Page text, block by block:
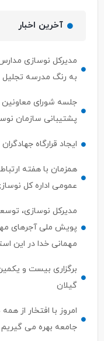
آخرین اخبار
مدیرکل نوسازی
به رنگ مدرسه تجلیل
جلسه شورای
پشتیبانی سازمان
ایجاد قرارگاه
همزمان با هفته
عمومی اداره کل
مدیرکل نوسازی،
پویش ملی آجرهای
مهمانی خدا در این
برگزاری بیست و
گیلان
امروز با افتخار از
جامعه بهره می گیریم